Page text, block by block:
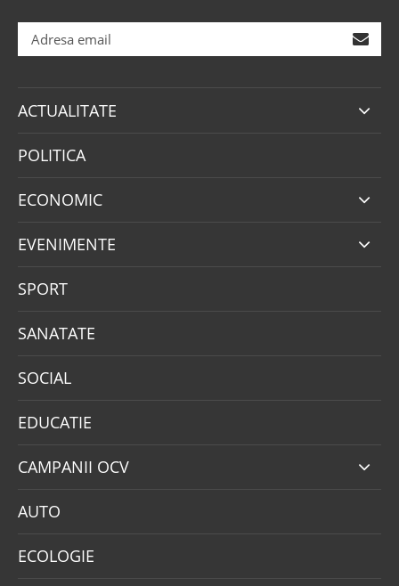
ACTUALITATE
POLITICA
ECONOMIC
EVENIMENTE
SPORT
SANATATE
SOCIAL
EDUCATIE
CAMPANII OCV
AUTO
ECOLOGIE